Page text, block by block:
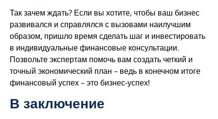
Так зачем ждать? Если вы хотите, чтобы ваш бизнес
развивался и справлялся с вызовами наилучшим
образом, приш​ло время сделать шаг и инвестировать
в индивидуальные финансовые консультации.
Позвольте экспертам помочь вам создать четкий и
точный экономический план – ведь в конечном итоге
финансовый успех – это бизнес-успех!
В заключение